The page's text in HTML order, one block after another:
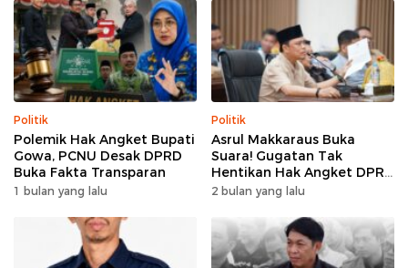
Politik
Polemik Hak Angket Bupati
Gowa, PCNU Desak DPRD
Buka Fakta Transparan
1 bulan yang lalu
Politik
Asrul Makkaraus Buka
Suara! Gugatan Tak
Hentikan Hak Angket DPRD
Gowa
2 bulan yang lalu